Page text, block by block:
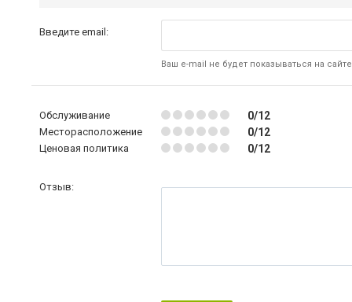
Введите email:
Ваш e-mail не будет показываться на сайте
Обслуживание 0/12
Месторасположение 0/12
Ценовая политика 0/12
Отзыв: